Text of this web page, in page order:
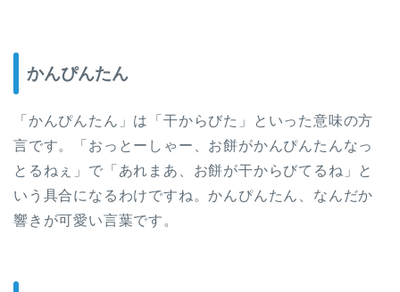
かんぴんたん
「かんぴんたん」は「干からびた」といった意味の方
言です。「おっとーしゃー、お餅がかんぴんたんなっ
とるねぇ」で「あれまあ、お餅が干からびてるね」と
いう具合になるわけですね。かんぴんたん、なんだか
響きが可愛い言葉です。